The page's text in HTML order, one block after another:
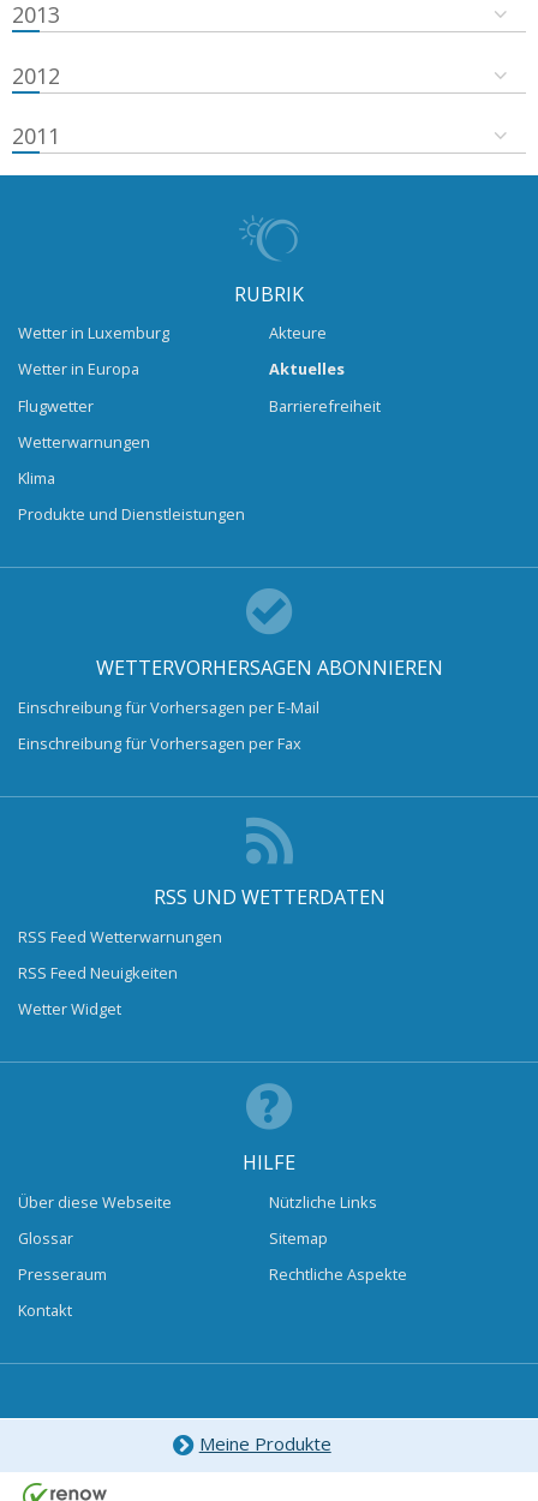
2013
2012
2011
RUBRIK
Wetter in Luxemburg
Wetter in Europa
Flugwetter
Wetterwarnungen
Klima
Produkte und Dienstleistungen
Akteure
Aktuelles
Barrierefreiheit
WETTERVORHERSAGEN ABONNIEREN
Einschreibung für Vorhersagen per E-Mail
Einschreibung für Vorhersagen per Fax
RSS UND WETTERDATEN
RSS Feed Wetterwarnungen
RSS Feed Neuigkeiten
Wetter Widget
HILFE
Über diese Webseite
Glossar
Presseraum
Kontakt
Nützliche Links
Sitemap
Rechtliche Aspekte
Meine Produkte